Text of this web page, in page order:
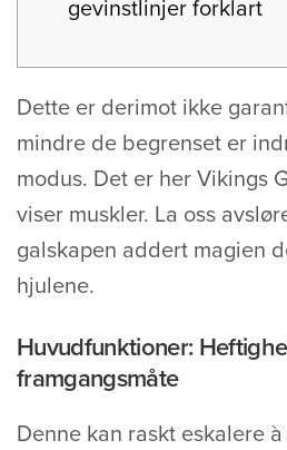
gevinstlinjer forklart
Dette er derimot ikke
mindre de begrenset er
modus. Det er her Vikings
viser muskler. La oss
galskapen addert magien
hjulene.
Huvudfunktioner:
framgangsmåte
Denne kan raskt eskalere